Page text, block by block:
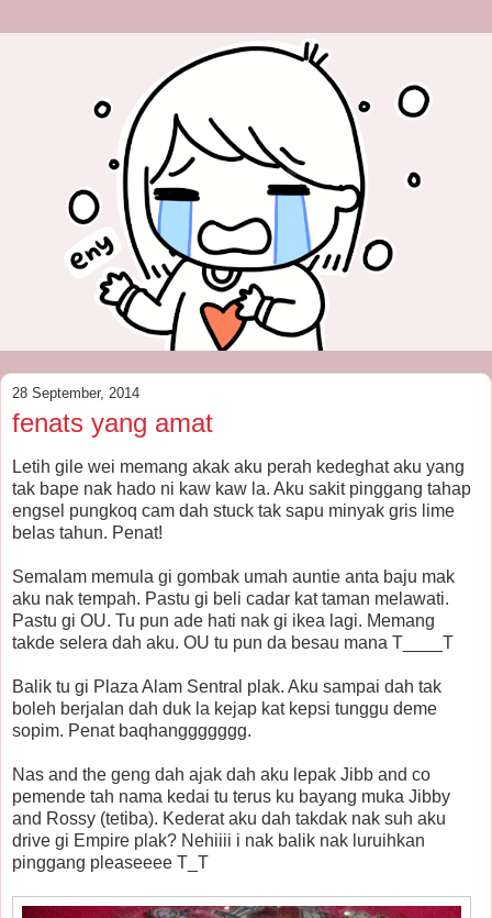
28 September, 2014
fenats yang amat
Letih gile wei memang akak aku perah kedeghat aku yang
tak bape nak hado ni kaw kaw la. Aku sakit pinggang tahap
engsel pungkoq cam dah stuck tak sapu minyak gris lime
belas tahun. Penat!
Semalam memula gi gombak umah auntie anta baju mak
aku nak tempah. Pastu gi beli cadar kat taman melawati.
Pastu gi OU. Tu pun ade hati nak gi ikea lagi. Memang
takde selera dah aku. OU tu pun da besau mana T____T
Balik tu gi Plaza Alam Sentral plak. Aku sampai dah tak
boleh berjalan dah duk la kejap kat kepsi tunggu deme
sopim. Penat baqhanggggggg.
Nas and the geng dah ajak dah aku lepak Jibb and co
pemende tah nama kedai tu terus ku bayang muka Jibby
and Rossy (tetiba). Kederat aku dah takdak nak suh aku
drive gi Empire plak? Nehiiii i nak balik nak luruihkan
pinggang pleaseeee T_T